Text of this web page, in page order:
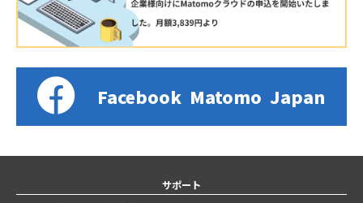
Facebook Matomo Japan
サポート